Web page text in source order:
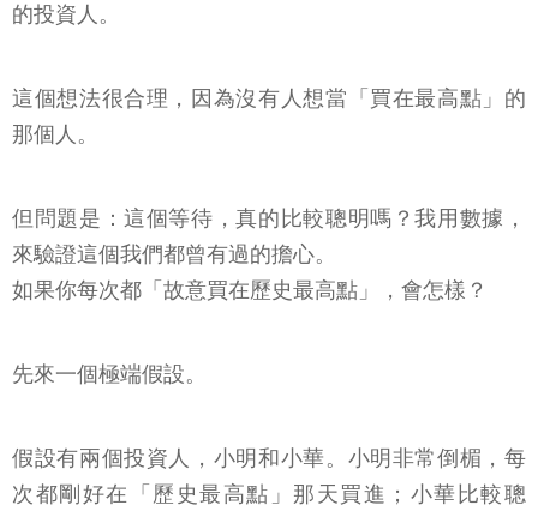
的投資人。
這個想法很合理，因為沒有人想當「買在最高點」的
那個人。
但問題是：這個等待，真的比較聰明嗎？我用數據，
來驗證這個我們都曾有過的擔心。
如果你每次都「故意買在歷史最高點」，會怎樣？
先來一個極端假設。
假設有兩個投資人，小明和小華。小明非常倒楣，每
次都剛好在「歷史最高點」那天買進；小華比較聰